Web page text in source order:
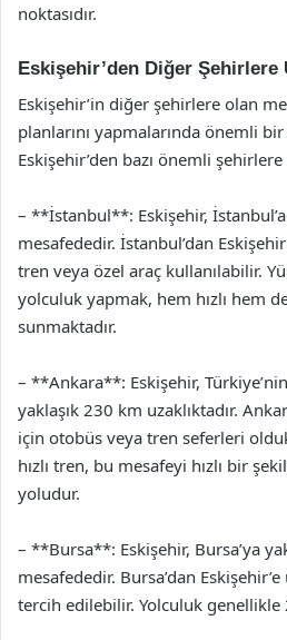
noktasıdır.
Eskişehir’den Diğer Şehirlere
Eskişehir’in diğer şehirlere olan
planlarını yapmalarında önemli
Eskişehir’den bazı önemli
– **İstanbul**: Eskişehir,
mesafededir. İstanbul’dan
tren veya özel araç kullanılabilir.
yolculuk yapmak, hem hızlı hem
sunmaktadır.
– **Ankara**: Eskişehir,
yaklaşık 230 km uzaklıktadır.
için otobüs veya tren seferleri
hızlı tren, bu mesafeyi hızlı bir
yoludur.
– **Bursa**: Eskişehir, Bursa’ya
mesafededir. Bursa’dan
tercih edilebilir. Yolculuk genellikle